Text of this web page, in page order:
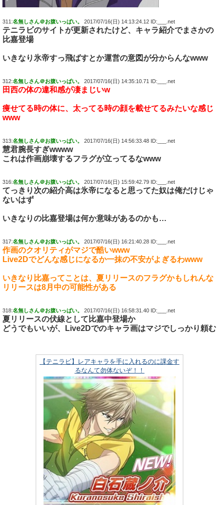
311:名無しさん＠お腹いっぱい。 2017/07/16(日) 14:13:24.12 ID:___.net
テニラビのサイトが更新されたけど、キャラ紹介でまさかの
比嘉登場
いきなり氷帝すっ飛ばすとか運営の意図が分からんなwww
312:名無しさん＠お腹いっぱい。 2017/07/16(日) 14:35:10.71 ID:___.net
田西の体の違和感が凄まじいw
痩せてる時の体に、太ってる時の顔を載せてるみたいな感じ
www
313:名無しさん＠お腹いっぱい。 2017/07/16(日) 14:56:33.48 ID:___.net
慧君腕長すぎwwww
これは作画崩壊するフラグが立ってるなwww
316:名無しさん＠お腹いっぱい。 2017/07/16(日) 15:59:42.79 ID:___.net
てっきり次の紹介高は氷帝になると思ってた奴は俺だけじゃ
ないはず
いきなりの比嘉登場は何か意味があるのかも…
317:名無しさん＠お腹いっぱい。 2017/07/16(日) 16:21:40.28 ID:___.net
作画のクオリティがマジで酷いwww
Live2Dでどんな感じになるか一抹の不安がよぎるわwww
いきなり比嘉ってことは、夏リリースのフラグかもしれんな
リリースは8月中の可能性がある
318:名無しさん＠お腹いっぱい。 2017/07/16(日) 16:58:31.40 ID:___.net
夏リリースの伏線として比嘉中登場か
どうでもいいが、Live2Dでのキャラ画はマジでしっかり頼む
【テニラビ】レアキャラを手に入れるのに課金す
るなんて勿体ないぞ！！